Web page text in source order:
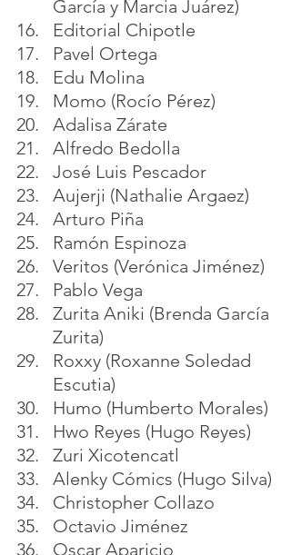
García y Marcia Juárez)
Editorial Chipotle
Pavel Ortega
Edu Molina
Momo (Rocío Pérez)
Adalisa Zárate
Alfredo Bedolla
José Luis Pescador
Aujerji (Nathalie Argaez)
Arturo Piña
Ramón Espinoza
Veritos (Verónica Jiménez)
Pablo Vega
Zurita Aniki (Brenda García
Zurita)
Roxxy (Roxanne Soledad
Escutia)
Humo (Humberto Morales)
Hwo Reyes (Hugo Reyes)
Zuri Xicotencatl
Alenky Cómics (Hugo Silva)
Christopher Collazo
Octavio Jiménez
Oscar Aparicio